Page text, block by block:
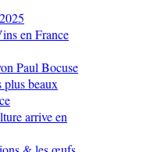
en France
Paul Bocuse
plus beaux
arrive en